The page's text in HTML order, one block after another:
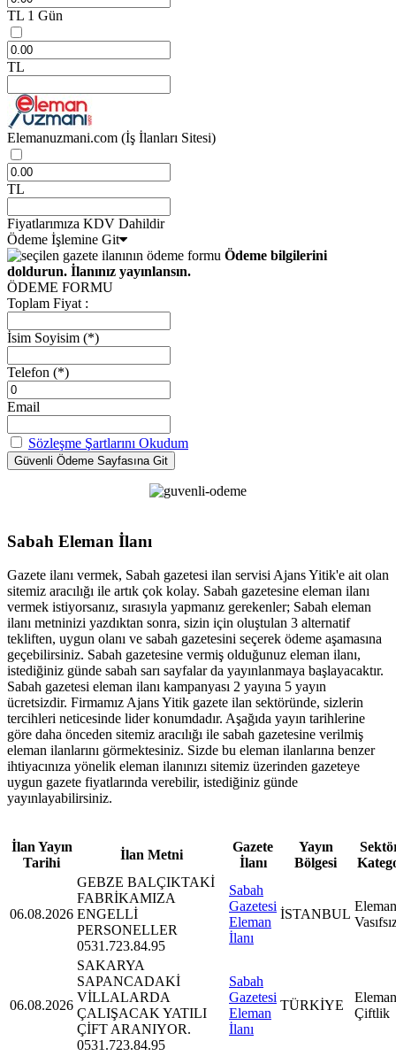
TL 1 Gün
TL
Elemanuzmani.com (İş İlanları Sitesi)
TL
Fiyatlarımıza KDV Dahildir
Ödeme İşlemine Git
Ödeme bilgilerini
doldurun. İlanınız yayınlansın.
ÖDEME FORMU
Toplam Fiyat :
İsim Soyisim (*)
Telefon (*)
Email
Sözleşme Şartlarını Okudum
Sabah Eleman İlanı
Gazete ilanı vermek, Sabah gazetesi ilan servisi Ajans Yitik'e ait olan
sitemiz aracılığı ile artık çok kolay. Sabah gazetesine eleman ilanı
vermek istiyorsanız, sırasıyla yapmanız gerekenler; Sabah eleman
ilanı metninizi yazdıktan sonra, sizin için oluştulan 3 alternatif
tekliften, uygun olanı ve sabah gazetesini seçerek ödeme aşamasına
geçebilirsiniz. Sabah gazetesine vermiş olduğunuz eleman ilanı,
istediğiniz günde sabah sarı sayfalar da yayınlanmaya başlayacaktır.
Sabah gazetesi eleman ilanı kampanyası 2 yayına 5 yayın
ücretsizdir. Firmamız Ajans Yitik gazete ilan sektöründe, sizlerin
tercihleri neticesinde lider konumdadır. Aşağıda yayın tarihlerine
göre daha önceden sitemiz aracılığı ile sabah gazetesine verilmiş
eleman ilanlarını görmektesiniz. Sizde bu eleman ilanlarına benzer
ihtiyacınıza yönelik eleman ilanınızı sitemiz üzerinden gazeteye
uygun gazete fiyatlarında verebilir, istediğiniz günde
yayınlayabilirsiniz.
İlan Yayın
Tarihi
İlan Metni
Gazete
İlanı
Yayın
Bölgesi
06.08.2026
GEBZE BALÇIKTAKİ
FABRİKAMIZA
ENGELLİ
PERSONELLER
0531.723.84.95
Sabah
Gazetesi
Eleman
İlanı
İSTANBUL
06.08.2026
SAKARYA
SAPANCADAKİ
VİLLALARDA
ÇALIŞACAK YATILI
ÇİFT ARANIYOR.
0531.723.84.95
Sabah
Gazetesi
Eleman
İlanı
TÜRKİYE
Çiftlik